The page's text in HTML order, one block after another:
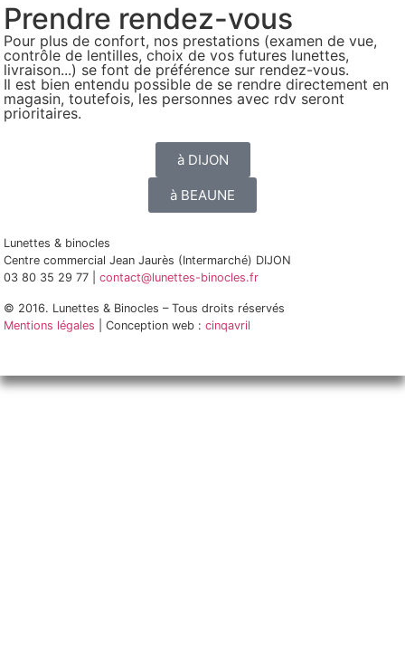
Prendre rendez-vous
Pour plus de confort, nos prestations (examen de vue,
contrôle de lentilles, choix de vos futures lunettes,
livraison...) se font de préférence sur rendez-vous.
Il est bien entendu possible de se rendre directement en
magasin, toutefois, les personnes avec rdv seront
prioritaires.
à DIJON
à BEAUNE
Lunettes & binocles
Centre commercial Jean Jaurès (Intermarché) DIJON
03 80 35 29 77 |
contact@lunettes-binocles.fr
© 2016. Lunettes & Binocles – Tous droits réservés​
Mentions légales | Conception web : cinqavril